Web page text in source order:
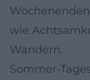
wie
Wandern.